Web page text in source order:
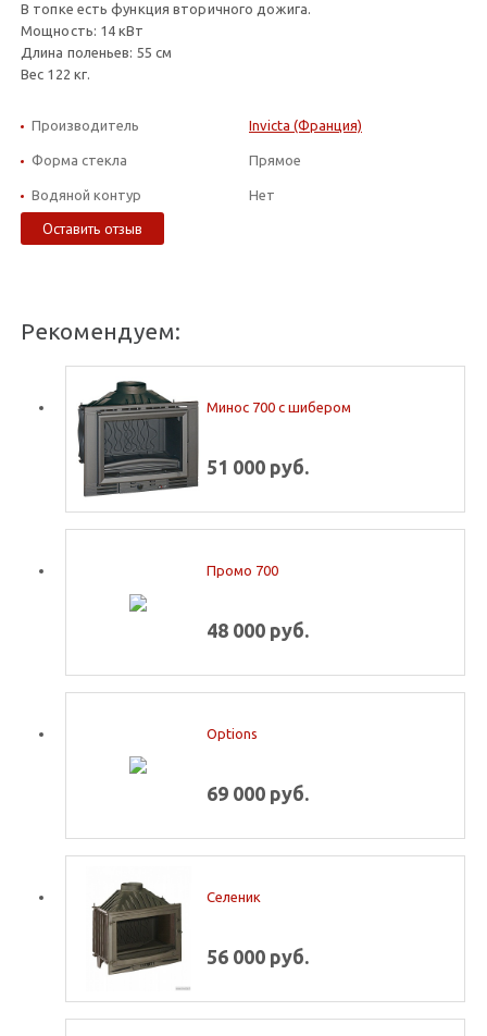
В топке есть функция вторичного дожига.
Мощность: 14 кВт
Длина поленьев: 55 см
Вес 122 кг.
Производитель Invicta (Франция)
Форма стекла Прямое
Водяной контур Нет
Оставить отзыв
Рекомендуем:
Минос 700 с шибером
51 000 руб.
Промо 700
48 000 руб.
Options
69 000 руб.
Селеник
56 000 руб.